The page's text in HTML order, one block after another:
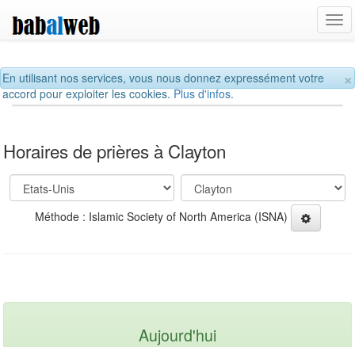
×
En utilisant nos services, vous nous donnez expressément votre
accord pour exploiter les cookies.Plus d'infos.
Horaires de prières à Clayton
Méthode : Islamic Society of North America (ISNA)
Aujourd'hui